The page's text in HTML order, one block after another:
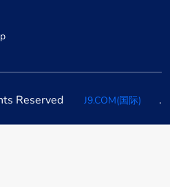
Reserved J9.COM(国际) .